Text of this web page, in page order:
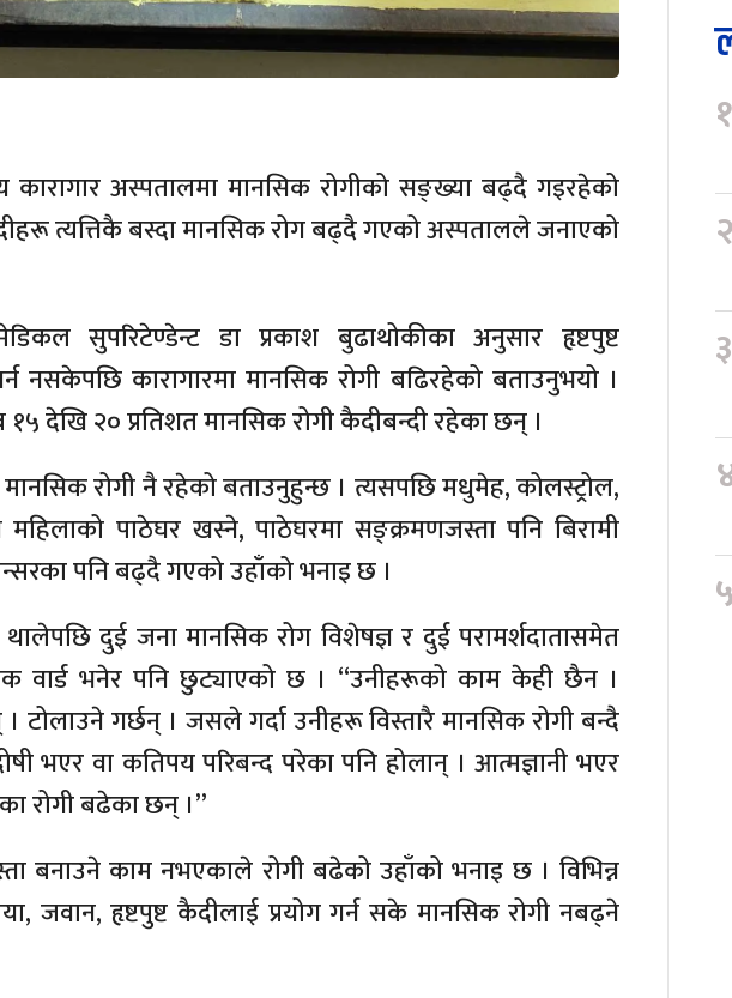
कारागार अस्पतालमा मानसिक रोगीको सङ्ख्या बढ्दै गइरहेको
त्यत्तिकै बस्दा मानसिक रोग बढ्दै गएको अस्पतालले जनाएको
सुपरिटेण्डेन्ट डा प्रकाश बुढाथोकीका अनुसार हृष्टपुष्ट
नसकेपछि कारागारमा मानसिक रोगी बढिरहेको बताउनुभयो ।
देखि २० प्रतिशत मानसिक रोगी कैदीबन्दी रहेका छन् ।
रोगी नै रहेको बताउनुहुन्छ । त्यसपछि मधुमेह, कोलस्ट्रोल,
महिलाको पाठेघर खस्ने, पाठेघरमा सङ्क्रमणजस्ता पनि बिरामी
पनि बढ्दै गएको उहाँको भनाइ छ ।
दुई जना मानसिक रोग विशेषज्ञ र दुई परामर्शदातासमेत
वार्ड भनेर पनि छुट्याएको छ । “उनीहरूको काम केही छैन ।
टोलाउने गर्छन् । जसले गर्दा उनीहरू विस्तारै मानसिक रोगी बन्दै
भएर वा कतिपय परिबन्द परेका पनि होलान् । आत्मज्ञानी भएर
रोगी बढेका छन् ।”
बनाउने काम नभएकाले रोगी बढेको उहाँको भनाइ छ । विभिन्न
जवान, हृष्टपुष्ट कैदीलाई प्रयोग गर्न सके मानसिक रोगी नबढ्ने